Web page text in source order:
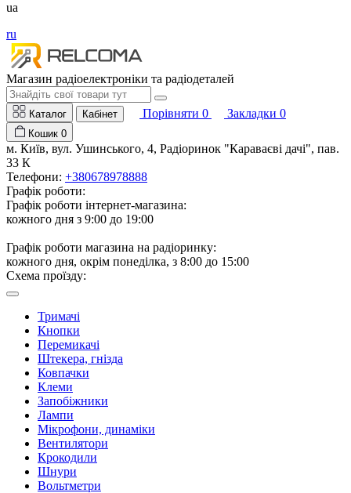
ua
ru
Магазин радіоелектроніки та радіодеталей
Каталог Кабінет Порівняти 0 Закладки 0
Кошик 0
м. Київ, вул. Ушинського, 4, Радіоринок "Караваєві дачі", пав.
33 К
Телефони: +380678978888
Графік роботи:
Графік роботи інтернет-магазина:
кожного дня з 9:00 до 19:00
Графік роботи магазина на радіоринку:
кожного дня, окрім понеділка, з 8:00 до 15:00
Схема проїзду:
Тримачі
Кнопки
Перемикачі
Штекера, гнізда
Ковпачки
Клеми
Запобіжники
Лампи
Мікрофони, динаміки
Вентилятори
Крокодили
Шнури
Вольтметри